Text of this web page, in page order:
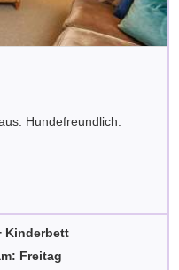
Hundefreundlich.
Kinderbett
Freitag